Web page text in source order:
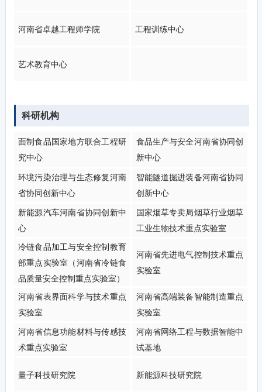
河南省卓越工程师学院 工程训练中心
艺术教育中心
科研机构
面制食品国家地方联合工程研
究中心
食品生产与安全河南省协同创
新中心
环境污染治理与生态修复河南
省协同创新中心
智能隧道掘进装备河南省协同
创新中心
新能源汽车河南省协同创新中
心
国家烟草专卖局烟草行业烟草
工业生物技术重点实验室
冷链食品加工与安全控制教育
部重点实验室（河南省冷链食
品质量安全控制重点实验室）
河南省先进电气控制技术重点
实验室
河南省表界面科学与技术重点
实验室
河南省高端装备智能制造重点
实验室
河南省信息功能材料与传感技
术重点实验室
河南省网络工程与数据智能中
试基地
量子科技研究院 新能源科技研究院